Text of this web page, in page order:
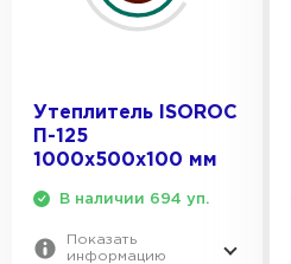
Утеплитель ISOROC
П-125
1000х500х100 мм
В наличии 694 уп.
Показать
информацию